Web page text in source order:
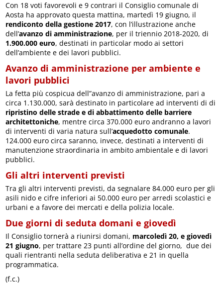
Con 18 voti favorevoli e 9 contrari il Consiglio comunale di
Aosta ha approvato questa mattina, martedì 19 giugno, il
rendiconto della gestione 2017, con l’illustrazione anche
dell’avanzo di amministrazione, per il triennio 2018-2020, di
1.900.000 euro, destinati in particolar modo ai settori
dell’ambiente e dei lavori pubblici.
Avanzo di amministrazione per ambiente e
lavori pubblici
La fetta più cospicua dell”avanzo di amministrazione, pari a
circa 1.130.000, sarà destinato in particolare ad interventi di di
ripristino delle strade e di abbattimento delle barriere
architettoniche, mentre circa 370.000 euro andranno a lavori
di interventi di varia natura sull’acquedotto comunale.
124.000 euro circa saranno, invece, destinati a interventi di
manutenzione straordinaria in ambito ambientale e di lavori
pubblici.
Gli altri interventi previsti
Tra gli altri interventi previsti, da segnalare 84.000 euro per gli
asili nido e cifre inferiori ai 50.000 euro per arredi scolastici e
urbani e a favore dei mercati e della polizia locale.
Due giorni di seduta domani e giovedì
Il Consiglio tornerà a riunirsi domani, marcoledì 20, e giovedì
21 giugno, per trattare 23 punti all’ordine del giorno, due dei
quali rientranti nella seduta deliberativa e 21 in quella
programmatica.
(f.c.)